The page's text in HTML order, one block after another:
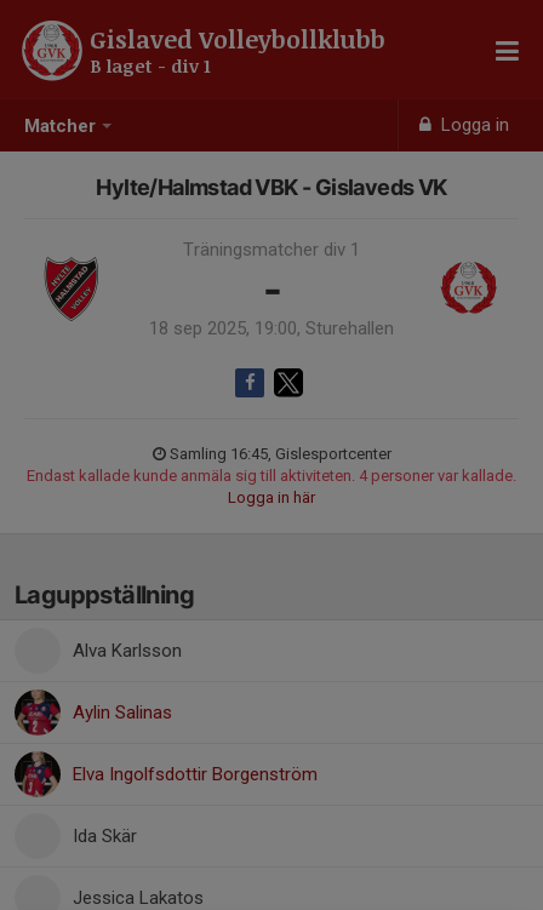
Matcher Logga in
Gislaved Volleybollklubb
B laget - div 1
Hylte/Halmstad VBK - Gislaveds VK
Träningsmatcher div 1
-
18 sep 2025, 19:00, Sturehallen
Samling 16:45, Gislesportcenter
Endast kallade kunde anmäla sig till aktiviteten. 4 personer var kallade.
Logga in här
Laguppställning
Alva Karlsson
Aylin Salinas
Elva Ingolfsdottir Borgenström
Ida Skär
Jessica Lakatos